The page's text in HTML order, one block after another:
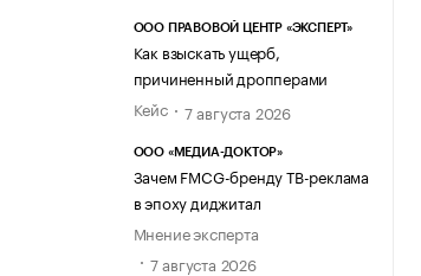
ООО ПРАВОВОЙ ЦЕНТР «ЭКСПЕРТ»
Как взыскать ущерб,
причиненный дропперами
Кейс
7 августа 2026
ООО «МЕДИА-ДОКТОР»
Зачем FMCG-бренду ТВ-реклама
в эпоху диджитал
Мнение эксперта
7 августа 2026